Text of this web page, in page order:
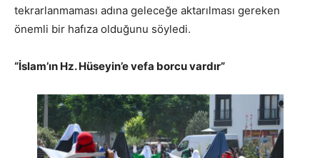
tekrarlanmaması adına geleceğe aktarılması gereken
önemli bir hafıza olduğunu söyledi.
“İslam’ın Hz. Hüseyin’e vefa borcu vardır”